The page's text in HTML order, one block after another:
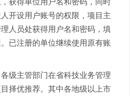
开设用户账号的权限，项目主
人员处获得用户名和密码，填
已注册的单位继续使用原有账
主管部门在省科技业务管理
择优推荐。其中各地级以上市